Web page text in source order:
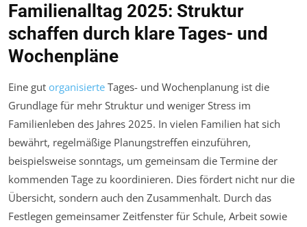
Familienalltag 2025: Struktur
schaffen durch klare Tages- und
Wochenpläne
Eine gut organisierte Tages- und Wochenplanung ist die
Grundlage für mehr Struktur und weniger Stress im
Familienleben des Jahres 2025. In vielen Familien hat sich
bewährt, regelmäßige Planungstreffen einzuführen,
beispielsweise sonntags, um gemeinsam die Termine der
kommenden Tage zu koordinieren. Dies fördert nicht nur die
Übersicht, sondern auch den Zusammenhalt. Durch das
Festlegen gemeinsamer Zeitfenster für Schule, Arbeit sowie